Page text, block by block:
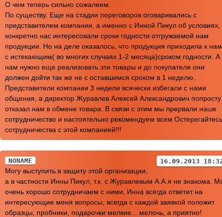
О чем теперь сильно сожалеем.
По существу. Еще на стадии переговоров оговаривались с
представителем компании, а именно с Инной Пикул об условиях,
конкретно нас интересовали сроки годности отгружаемой нам
продукции. Но на деле оказалось, что продукция приходила к нам
с истекающим( во многих случаях 1-2 месяца)сроком годности. А
нам нужно еще реализовать эти товары и до покупателя они
должен дойти так же не с оставшимся сроком в 1 неделю.
Представители компании 3 недели всячески избегали с нами
общения, а директор Журавлев Алексей Александрович попросту
отказал нам в обмене товара. В связи с этим мы прервали наше
сотрудничество и настоятельно рекомендуем всем Остерегайтесь
сотрудничества с этой компанией!!!
NONAME 16.09.2013
Могу выступить в защиту этой организации,
а в частности Инны Пикул, т.к. с Журавлевым А.А.я не знакома.
очень хорошо сотрудничаем с ними, Инна всегда ответит на
интересующие меня вопросы, всегда с каждой заявкой положит
образцы, пробники, подарочки мелкие... мелочь, а приятно!